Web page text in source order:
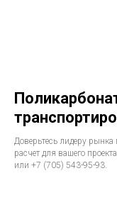
Доверьтесь лидеру
расчет для вашего
или +7 (705) 543-95-93.